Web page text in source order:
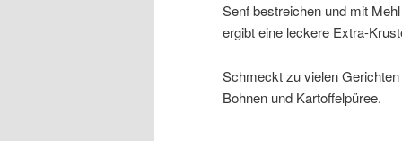
Senf bestreichen und mit
ergibt eine leckere Extra-
Schmeckt zu vielen
Bohnen und Kartoffelpüree.